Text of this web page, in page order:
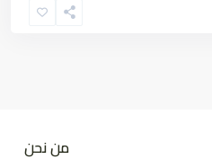
من نحن